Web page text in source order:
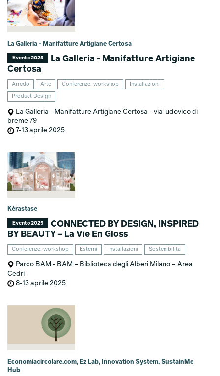
La Galleria - Manifatture Artigiane Certosa
Evento 2025
La Galleria - Manifatture Artigiane
Certosa
Arredo Arte Conferenze, workshop Installazioni
Product Design
La Galleria - Manifatture Artigiane Certosa - via ludovico di
breme 79
7-13 aprile 2025
Kérastase
Evento 2025
CONNECTED BY DESIGN, INSPIRED
BY BEAUTY – La Vie En Gloss
Conferenze, workshop Esterni Installazioni Sostenibilità
Parco BAM - BAM – Biblioteca degli Alberi Milano – Area
Cedri
8-13 aprile 2025
Economiacircolare.com, Ez Lab, Innovation System, SustainMe
Hub